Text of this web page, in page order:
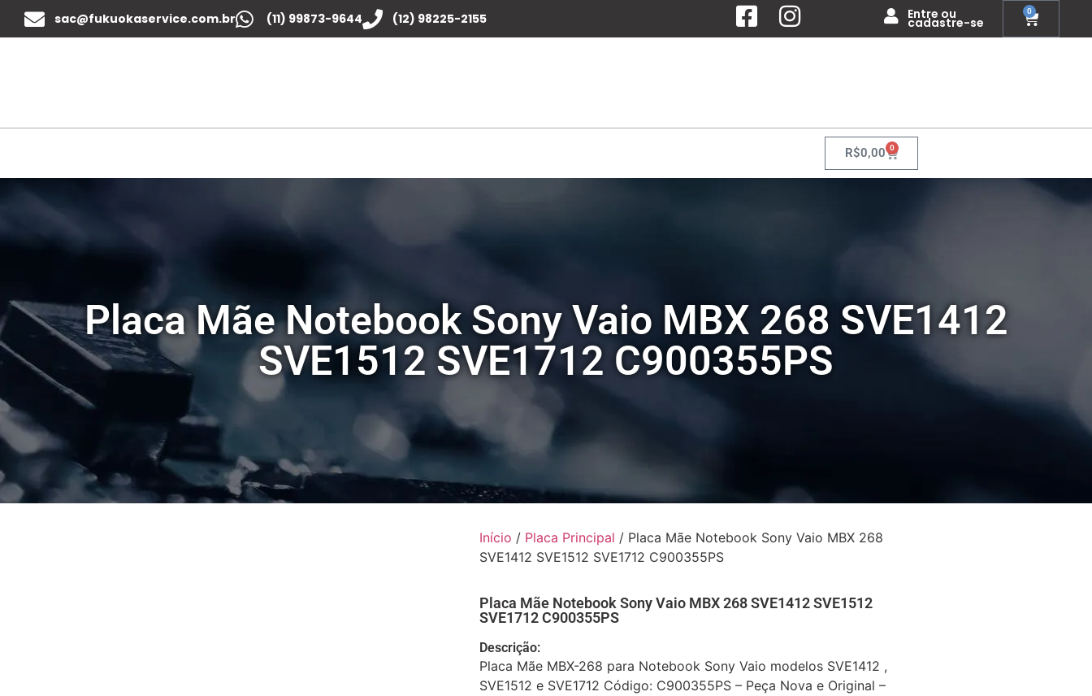
sac@fukuokaservice.com.br (11) 99873-9644 (12) 98225-2155 Entre ou
cadastre-se
0
R$0,00 0
Placa Mãe Notebook Sony Vaio MBX 268 SVE1412
SVE1512 SVE1712 C900355PS
Início / Placa Principal / Placa Mãe Notebook Sony Vaio MBX 268
SVE1412 SVE1512 SVE1712 C900355PS
Placa Mãe Notebook Sony Vaio MBX 268 SVE1412 SVE1512
SVE1712 C900355PS
Descrição:
Placa Mãe MBX-268 para Notebook Sony Vaio modelos SVE1412 ,
SVE1512 e SVE1712 Código: C900355PS – Peça Nova e Original –